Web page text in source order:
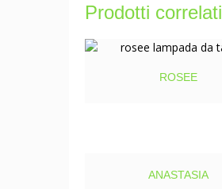
Prodotti correlati
ROSEE
ANASTASIA